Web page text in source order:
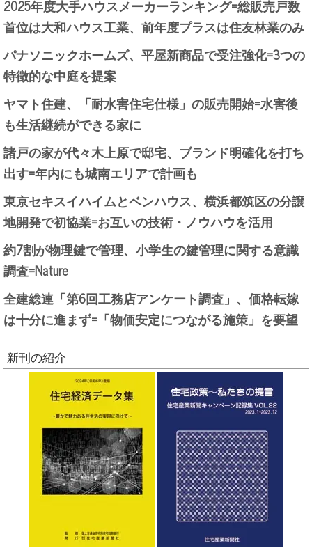
2025年度大手ハウスメーカーランキング=総販売戸数
首位は大和ハウス工業、前年度プラスは住友林業のみ
パナソニックホームズ、平屋新商品で受注強化=3つの
特徴的な中庭を提案
ヤマト住建、「耐水害住宅仕様」の販売開始=水害後
も生活継続ができる家に
諸戸の家が代々木上原で邸宅、ブランド明確化を打ち
出す=年内にも城南エリアで計画も
東京セキスイハイムとベンハウス、横浜都筑区の分譲
地開発で初協業=お互いの技術・ノウハウを活用
約7割が物理鍵で管理、小学生の鍵管理に関する意識
調査=Nature
全建総連「第6回工務店アンケート調査」、価格転嫁
は十分に進まず=「物価安定につながる施策」を要望
新刊の紹介